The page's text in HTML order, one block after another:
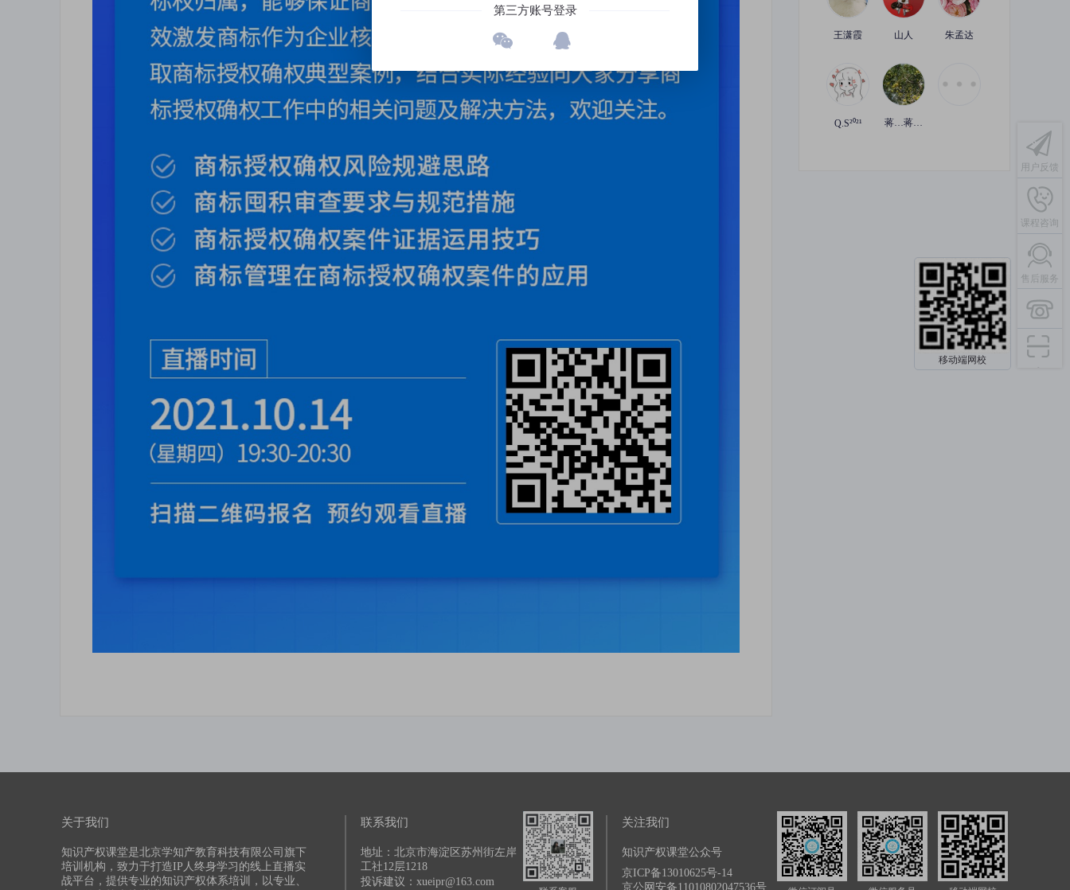
用户反馈
课程咨询
售后服务
移动端网校
第三方账号登录
王潇霞 山人 朱孟达
Q.S²⁰²¹ 蒋…蒋…
关于我们
知识产权课堂是北京学知产教育科技有限公司旗下
培训机构，致力于打造IP人终身学习的线上直播实
战平台，提供专业的知识产权体系培训，以专业、
联系我们
地址：北京市海淀区苏州街左岸
工社12层1218
投诉建议：xueipr@163.com
关注我们
知识产权课堂公众号
京ICP备13010625号-14